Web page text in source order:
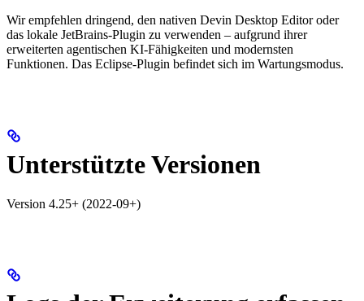
Wir empfehlen dringend, den nativen Devin Desktop Editor oder
das lokale JetBrains-Plugin zu verwenden – aufgrund ihrer
erweiterten agentischen KI-Fähigkeiten und modernsten
Funktionen. Das Eclipse-Plugin befindet sich im Wartungsmodus.
Unterstützte Versionen
Version 4.25+ (2022-09+)